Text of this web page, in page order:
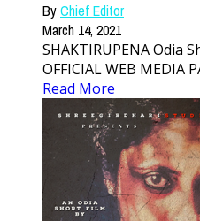
ByChief Editor
March 14, 2021
SHAKTIRUPENA Odia
OFFICIAL WEB MEDIA
Read More